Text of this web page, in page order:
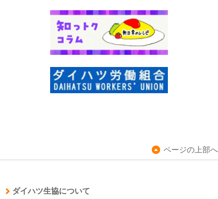
ページの上部へ
ダイハツ生協について